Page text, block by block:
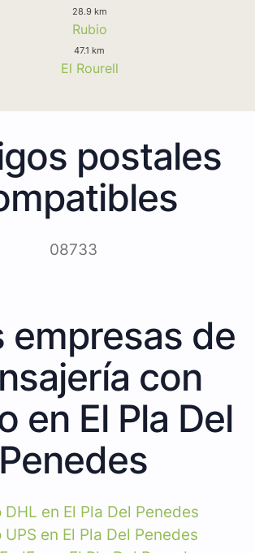
28.9 km
Rubio
47.1 km
El Rourell
postales
08733
empresas de
con
en El Pla Del
Penedes
DHL en El Pla Del Penedes
UPS en El Pla Del Penedes